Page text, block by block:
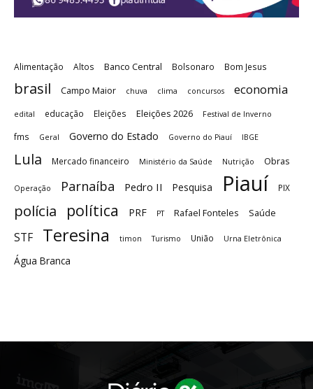
Alimentação Altos Banco Central Bolsonaro Bom Jesus
brasil Campo Maior chuva clima concursos economia
edital educação Eleições Eleições 2026 Festival de Inverno
fms Geral Governo do Estado Governo do Piauí IBGE
Lula Mercado financeiro Ministério da Saúde Nutrição Obras
Operação Parnaíba Pedro II Pesquisa Piauí PIX
polícia política PRF PT Rafael Fonteles Saúde
STF Teresina timon Turismo União Urna Eletrônica
Água Branca